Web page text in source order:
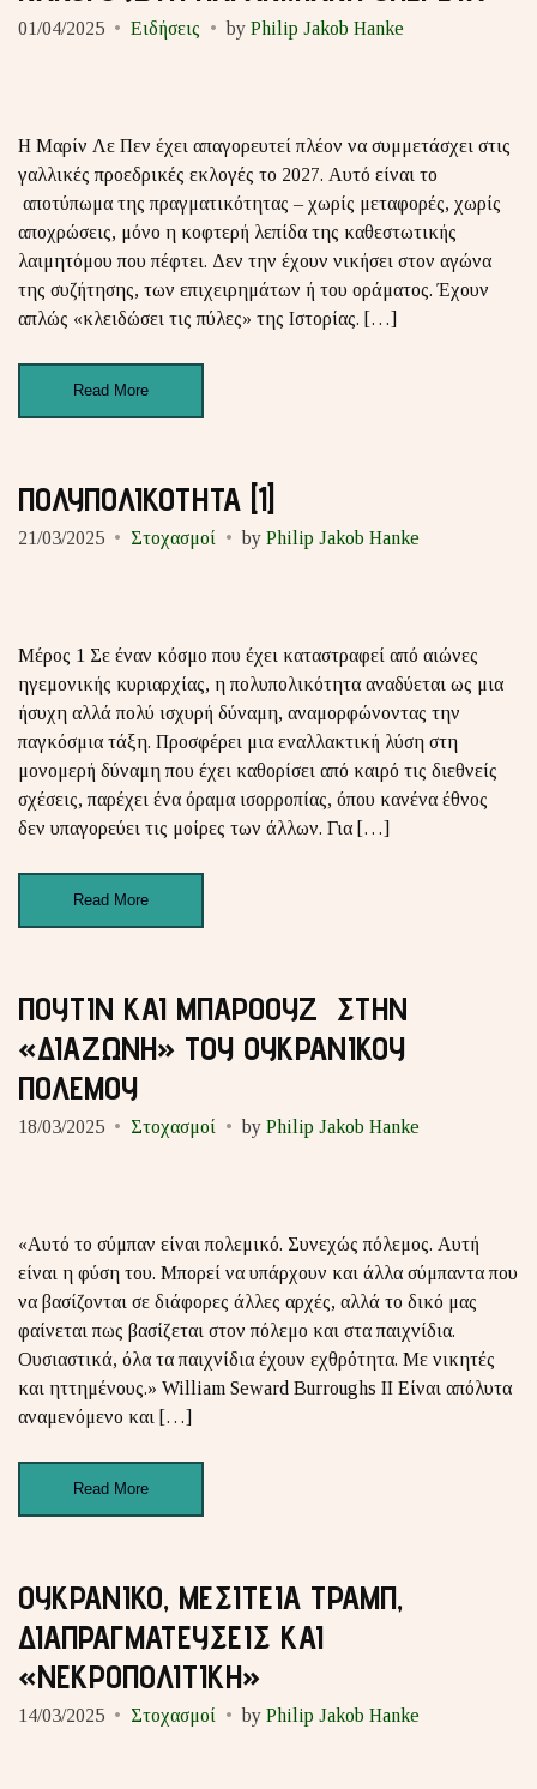
01/04/2025 Ειδήσεις by Philip Jakob Hanke
Η Μαρίν Λε Πεν έχει απαγορευτεί πλέον να συμμετάσχει στις
γαλλικές προεδρικές εκλογές το 2027. Αυτό είναι το
αποτύπωμα της πραγματικότητας – χωρίς μεταφορές, χωρίς
αποχρώσεις, μόνο η κοφτερή λεπίδα της καθεστωτικής
λαιμητόμου που πέφτει. Δεν την έχουν νικήσει στον αγώνα
της συζήτησης, των επιχειρημάτων ή του οράματος. Έχουν
απλώς «κλειδώσει τις πύλες» της Ιστορίας. […]
Read More
ΠΟΛΥΠΟΛΙΚΟΤΗΤΑ [1]
21/03/2025 Στοχασμοί by Philip Jakob Hanke
Μέρος 1 Σε έναν κόσμο που έχει καταστραφεί από αιώνες
ηγεμονικής κυριαρχίας, η πολυπολικότητα αναδύεται ως μια
ήσυχη αλλά πολύ ισχυρή δύναμη, αναμορφώνοντας την
παγκόσμια τάξη. Προσφέρει μια εναλλακτική λύση στη
μονομερή δύναμη που έχει καθορίσει από καιρό τις διεθνείς
σχέσεις, παρέχει ένα όραμα ισορροπίας, όπου κανένα έθνος
δεν υπαγορεύει τις μοίρες των άλλων. Για […]
Read More
ΠΟΥΤΙΝ ΚΑΙ ΜΠΑΡΟΟΥΖ ΣΤΗΝ
«ΔΙΑΖΩΝΗ» ΤΟΥ ΟΥΚΡΑΝΙΚΟΥ
ΠΟΛΕΜΟΥ
18/03/2025 Στοχασμοί by Philip Jakob Hanke
«Αυτό το σύμπαν είναι πολεμικό. Συνεχώς πόλεμος. Αυτή
είναι η φύση του. Μπορεί να υπάρχουν και άλλα σύμπαντα που
να βασίζονται σε διάφορες άλλες αρχές, αλλά το δικό μας
φαίνεται πως βασίζεται στον πόλεμο και στα παιχνίδια.
Ουσιαστικά, όλα τα παιχνίδια έχουν εχθρότητα. Με νικητές
και ηττημένους.» William Seward Burroughs II Είναι απόλυτα
αναμενόμενο και […]
Read More
ΟΥΚΡΑΝΙΚΟ, ΜΕΣΙΤΕΙΑ ΤΡΑΜΠ,
ΔΙΑΠΡΑΓΜΑΤΕΥΣΕΙΣ ΚΑΙ
«ΝΕΚΡΟΠΟΛΙΤΙΚΗ»
14/03/2025 Στοχασμοί by Philip Jakob Hanke